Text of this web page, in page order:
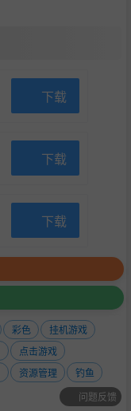
下载
下载
下载
彩色
挂机游戏
点击游戏
资源管理
钓鱼
问题反馈